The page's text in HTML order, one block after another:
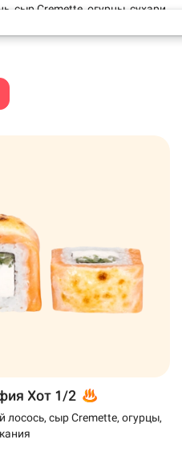
сыр Cremette, огурцы, сухари
Хот 1/2
лосось, сыр Cremette, огурцы,